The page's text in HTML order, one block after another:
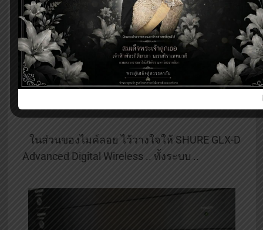
ในส่วนของไมค์ลอย ไว้วางใจให้ SHURE GLX-D
Advanced Digital Wireless .. ทั้งระบบ ..